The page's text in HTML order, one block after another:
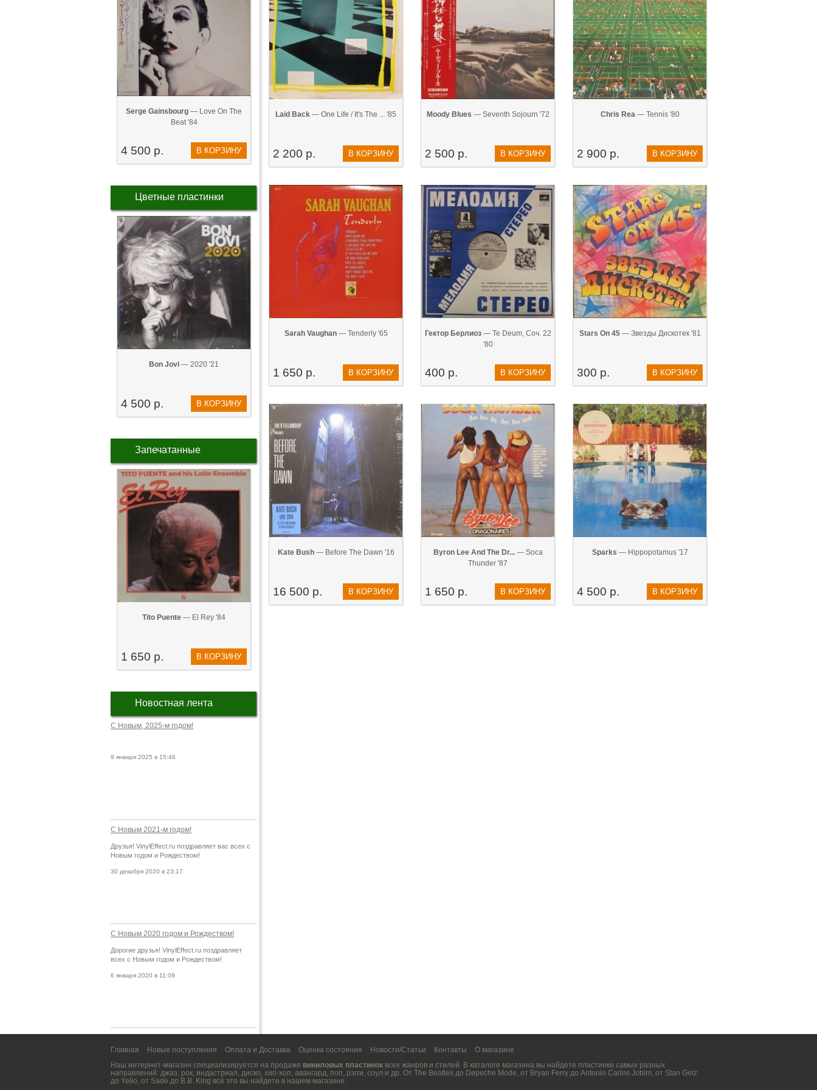
Serge Gainsbourg — Love On The
Beat '84
4 500 р. В КОРЗИНУ
Цветные пластинки
Bon Jovi — 2020 '21
4 500 р. В КОРЗИНУ
Запечатанные
Tito Puente — El Rey '84
1 650 р. В КОРЗИНУ
Новостная лента
С Новым, 2025-м годом!
9 января 2025 в 15:46
С Новым 2021-м годом!
Друзья! VinylEffect.ru поздравляет вас всех с
Новым годом и Рождеством!
30 декабря 2020 в 23:17
С Новым 2020 годом и Рождеством!
Дорогие друзья! VinylEffect.ru поздравляет
всех с Новым годом и Рождеством!
6 января 2020 в 11:09
Laid Back — One Life / It's The ... '85
2 200 р. В КОРЗИНУ
Moody Blues — Seventh Sojourn '72
2 500 р. В КОРЗИНУ
Chris Rea— Tennis '80
2 900 р. В КОРЗИНУ
Sarah Vaughan— Tenderly '65
1 650 р. В КОРЗИНУ
Гектор Берлиоз— Te Deum, Соч. 22
'80
400 р. В КОРЗИНУ
Stars On 45— Звезды Дискотек '81
300 р. В КОРЗИНУ
Kate Bush— Before The Dawn '16
16 500 р. В КОРЗИНУ
Byron Lee And The Dr...— Soca
Thunder '87
1 650 р. В КОРЗИНУ
Sparks — Hippopotamus '17
4 500 р. В КОРЗИНУ
Главная Новые поступления Оплата и Доставка Оценка состояния Новости/Статьи Контакты
О магазине
Наш интернет-магазин специализируется на продаже виниловых пластинок всех жанров и стилей. В каталоге магазина вы найдете пластинки самых разных
направлений: джаз, рок, индастриал, диско, хип-хоп, авангард, поп, рэгги, соул и др. От The Beatles до Depeche Mode, от Bryan Ferry до Antonio Carlos Jobim, от Stan Getz
до Yello, от Sade до B.B. King всё это вы найдете в нашем магазине.